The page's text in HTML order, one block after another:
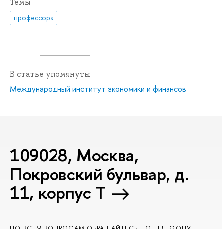
Темы
профессора
В статье упомянуты
Международный институт экономики и финансов
109028, Москва,
Покровский бульвар, д.
11, корпус T